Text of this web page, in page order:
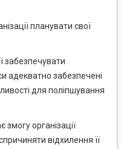
планувати свої
забезпечувати
адекватно забезпечені
для поліпшування
організації
відхилення її